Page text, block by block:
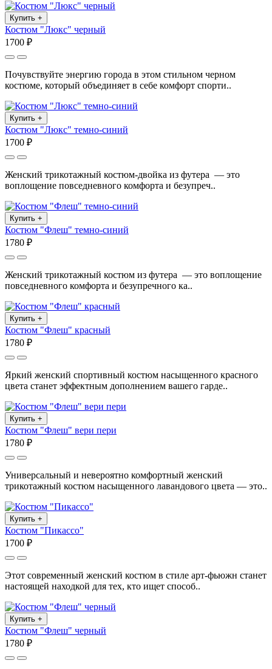
Купить +
Костюм "Люкс" черный
1700 ₽
Почувствуйте энергию города в этом стильном черном
костюме, который объединяет в себе комфорт спорти..
Купить +
Костюм "Люкс" темно-синий
1700 ₽
Женский трикотажный костюм-двойка из футера — это
воплощение повседневного комфорта и безупреч..
Купить +
Костюм "Флеш" темно-синий
1780 ₽
Женский трикотажный костюм из футера — это воплощение
повседневного комфорта и безупречного ка..
Купить +
Костюм "Флеш" красный
1780 ₽
Яркий женский спортивный костюм насыщенного красного
цвета станет эффектным дополнением вашего гарде..
Купить +
Костюм "Флеш" вери пери
1780 ₽
Универсальный и невероятно комфортный женский
трикотажный костюм насыщенного лавандового цвета — это..
Купить +
Костюм "Пикассо"
1700 ₽
Этот современный женский костюм в стиле арт-фьюжн станет
настоящей находкой для тех, кто ищет способ..
Купить +
Костюм "Флеш" черный
1780 ₽